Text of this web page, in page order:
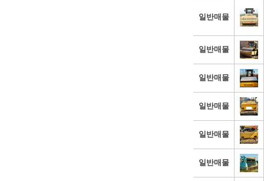
일반매물
일반매물
일반매물
일반매물
일반매물
일반매물